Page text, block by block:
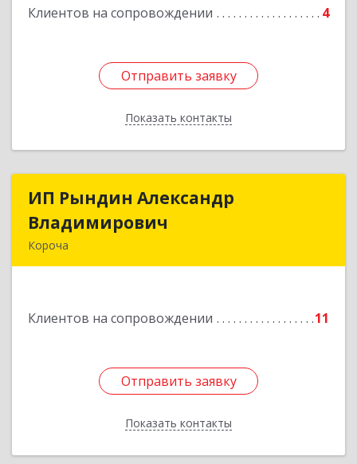
Клиентов на сопровождении 4
Отправить заявку
Показать контакты
Отправить заявку
Назад
ИП Рындин Александр
Владимирович
Короча
Клиентов на сопровождении 11
Отправить заявку
Показать контакты
ИП Рындин Александр
Подробнее
Отправить заявку
Назад